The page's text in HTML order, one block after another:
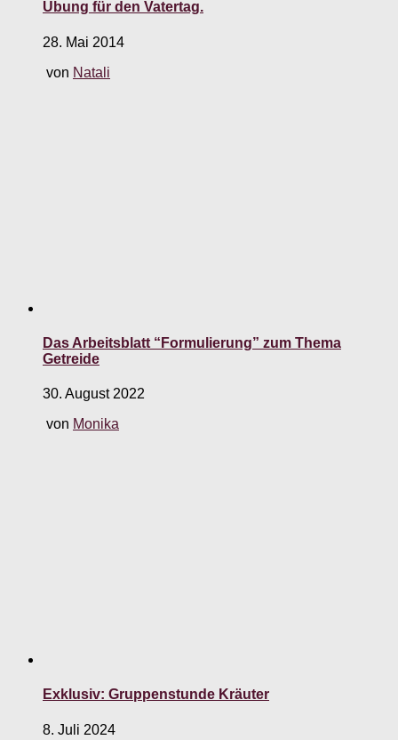
Übung für den Vatertag.
28. Mai 2014
von Natali
Das Arbeitsblatt “Formulierung” zum Thema
Getreide
30. August 2022
von Monika
Exklusiv: Gruppenstunde Kräuter
8. Juli 2024